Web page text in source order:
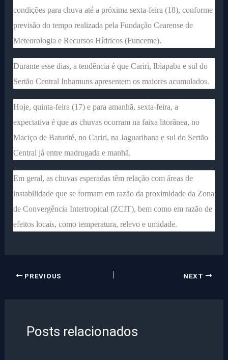
condições para chuva até a próxima sexta-feira (18), conforme
previsão do tempo realizada pela Fundação Cearense de
Meteorologia e Recursos Hídricos (Funceme).
Durante esse dias, a tendência é que Cariri, Ibiapaba e sul do
Sertão Central Inhamuns apresentem os maiores acumulados.
Hoje, quinta-feira (17) e para amanhã, sexta-feira, a
expectativa é que as chuvas ocorram na faixa litorânea, no
Maciço de Baturité, no Cariri, na Jaguaribana e sul do Sertão
Central já entre madrugada e manhã.
Em geral, as chuvas esperadas têm relação com áreas de
instabilidade que se formam em razão da proximidade da Zona
de Convergência Intertropical (ZCIT), bem como em razão de
efeitos locais, como temperatura, relevo e umidade.
PREVIOUS NEXT
Posts relacionados